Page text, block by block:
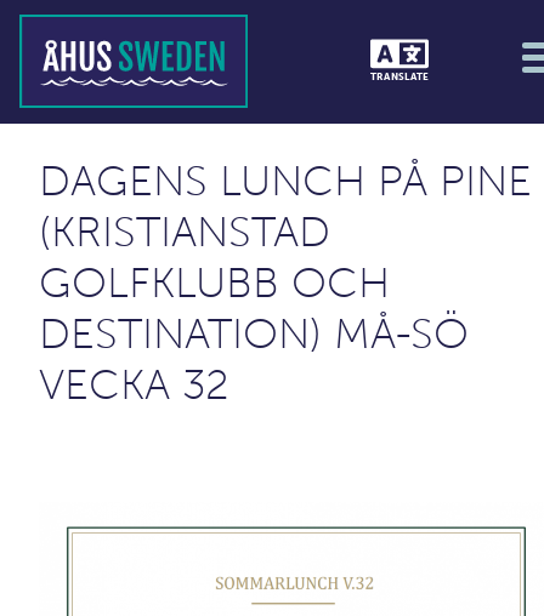
TRANSLATE
DAGENS LUNCH PÅ PINE
(KRISTIANSTAD
GOLFKLUBB OCH
DESTINATION) MÅ-SÖ
VECKA 32